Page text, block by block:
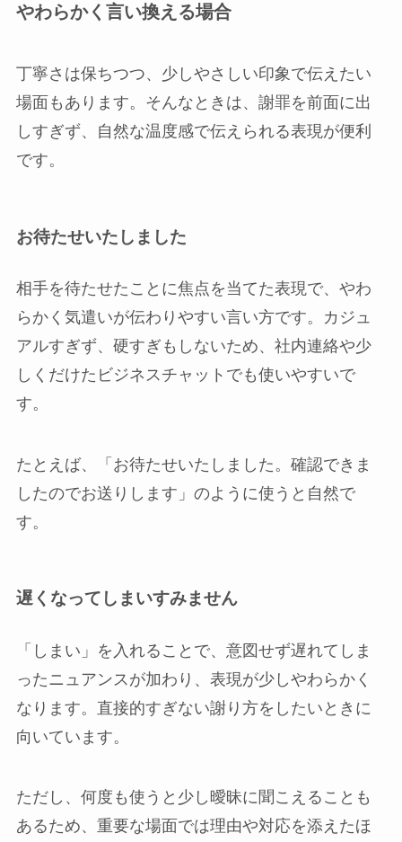
やわらかく言い換える場合
丁寧さは保ちつつ、少しやさしい印象で伝えたい
場面もあります。そんなときは、謝罪を前面に出
しすぎず、自然な温度感で伝えられる表現が便利
です。
お待たせいたしました
相手を待たせたことに焦点を当てた表現で、やわ
らかく気遣いが伝わりやすい言い方です。カジュ
アルすぎず、硬すぎもしないため、社内連絡や少
しくだけたビジネスチャットでも使いやすいで
す。
たとえば、「お待たせいたしました。確認できま
したのでお送りします」のように使うと自然で
す。
遅くなってしまいすみません
「しまい」を入れることで、意図せず遅れてしま
ったニュアンスが加わり、表現が少しやわらかく
なります。直接的すぎない謝り方をしたいときに
向いています。
ただし、何度も使うと少し曖昧に聞こえることも
あるため、重要な場面では理由や対応を添えたほ